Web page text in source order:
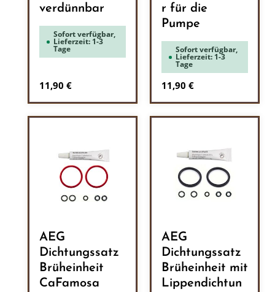
verdünnbar
Sofort verfügbar,
Lieferzeit: 1-3
Tage
Regulärer Preis:
11,90 €
r für die
Pumpe
Sofort verfügbar,
Lieferzeit: 1-3
Tage
Regulärer Preis:
11,90 €
AEG
Dichtungssatz
Brüheinheit
CaFamosa
AEG
Dichtungssatz
Brüheinheit mit
Lippendichtun